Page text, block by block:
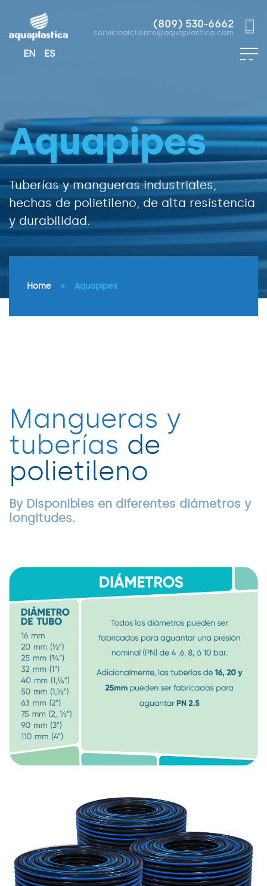
(809) 530-6662
servicioalcliente@aquaplastica.com
EN ES
Aquapipes
Tuberías y mangueras industriales,
hechas de polietileno, de alta resistencia
y durabilidad.
Home » Aquapipes
Mangueras y
tuberías de
polietileno
By Disponibles en diferentes diámetros y
longitudes.